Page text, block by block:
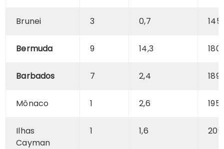
Brunei 3 0,7 145
Bermuda 9 14,3 180
Barbados 7 2,4 189
Mônaco 1 2,6 195
Ilhas
Cayman
1 1,6 209